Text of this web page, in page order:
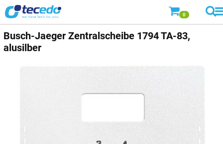
0
Busch-Jaeger Zentralscheibe 1794 TA-83,
alusilber